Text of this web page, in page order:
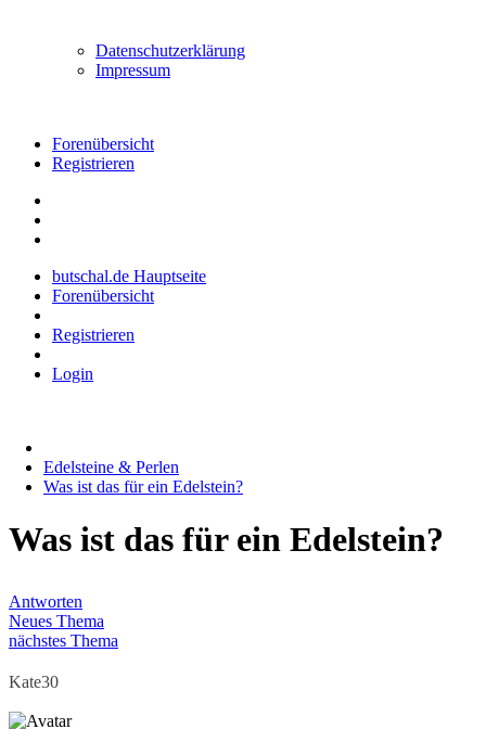
Datenschutzerklärung
Impressum
Forenübersicht
Registrieren
butschal.de Hauptseite
Forenübersicht
Registrieren
Login
Edelsteine & Perlen
Was ist das für ein Edelstein?
Was ist das für ein Edelstein?
Antworten
Neues Thema
nächstes Thema
Kate30